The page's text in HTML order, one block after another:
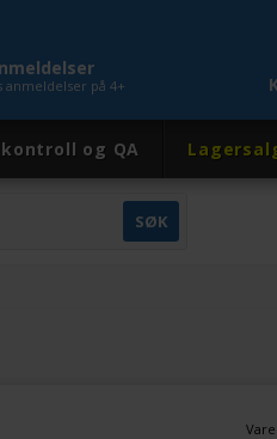
anmeldelser på 4+
og QA